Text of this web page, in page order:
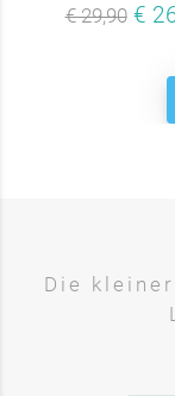
€ 29,90 €
Die